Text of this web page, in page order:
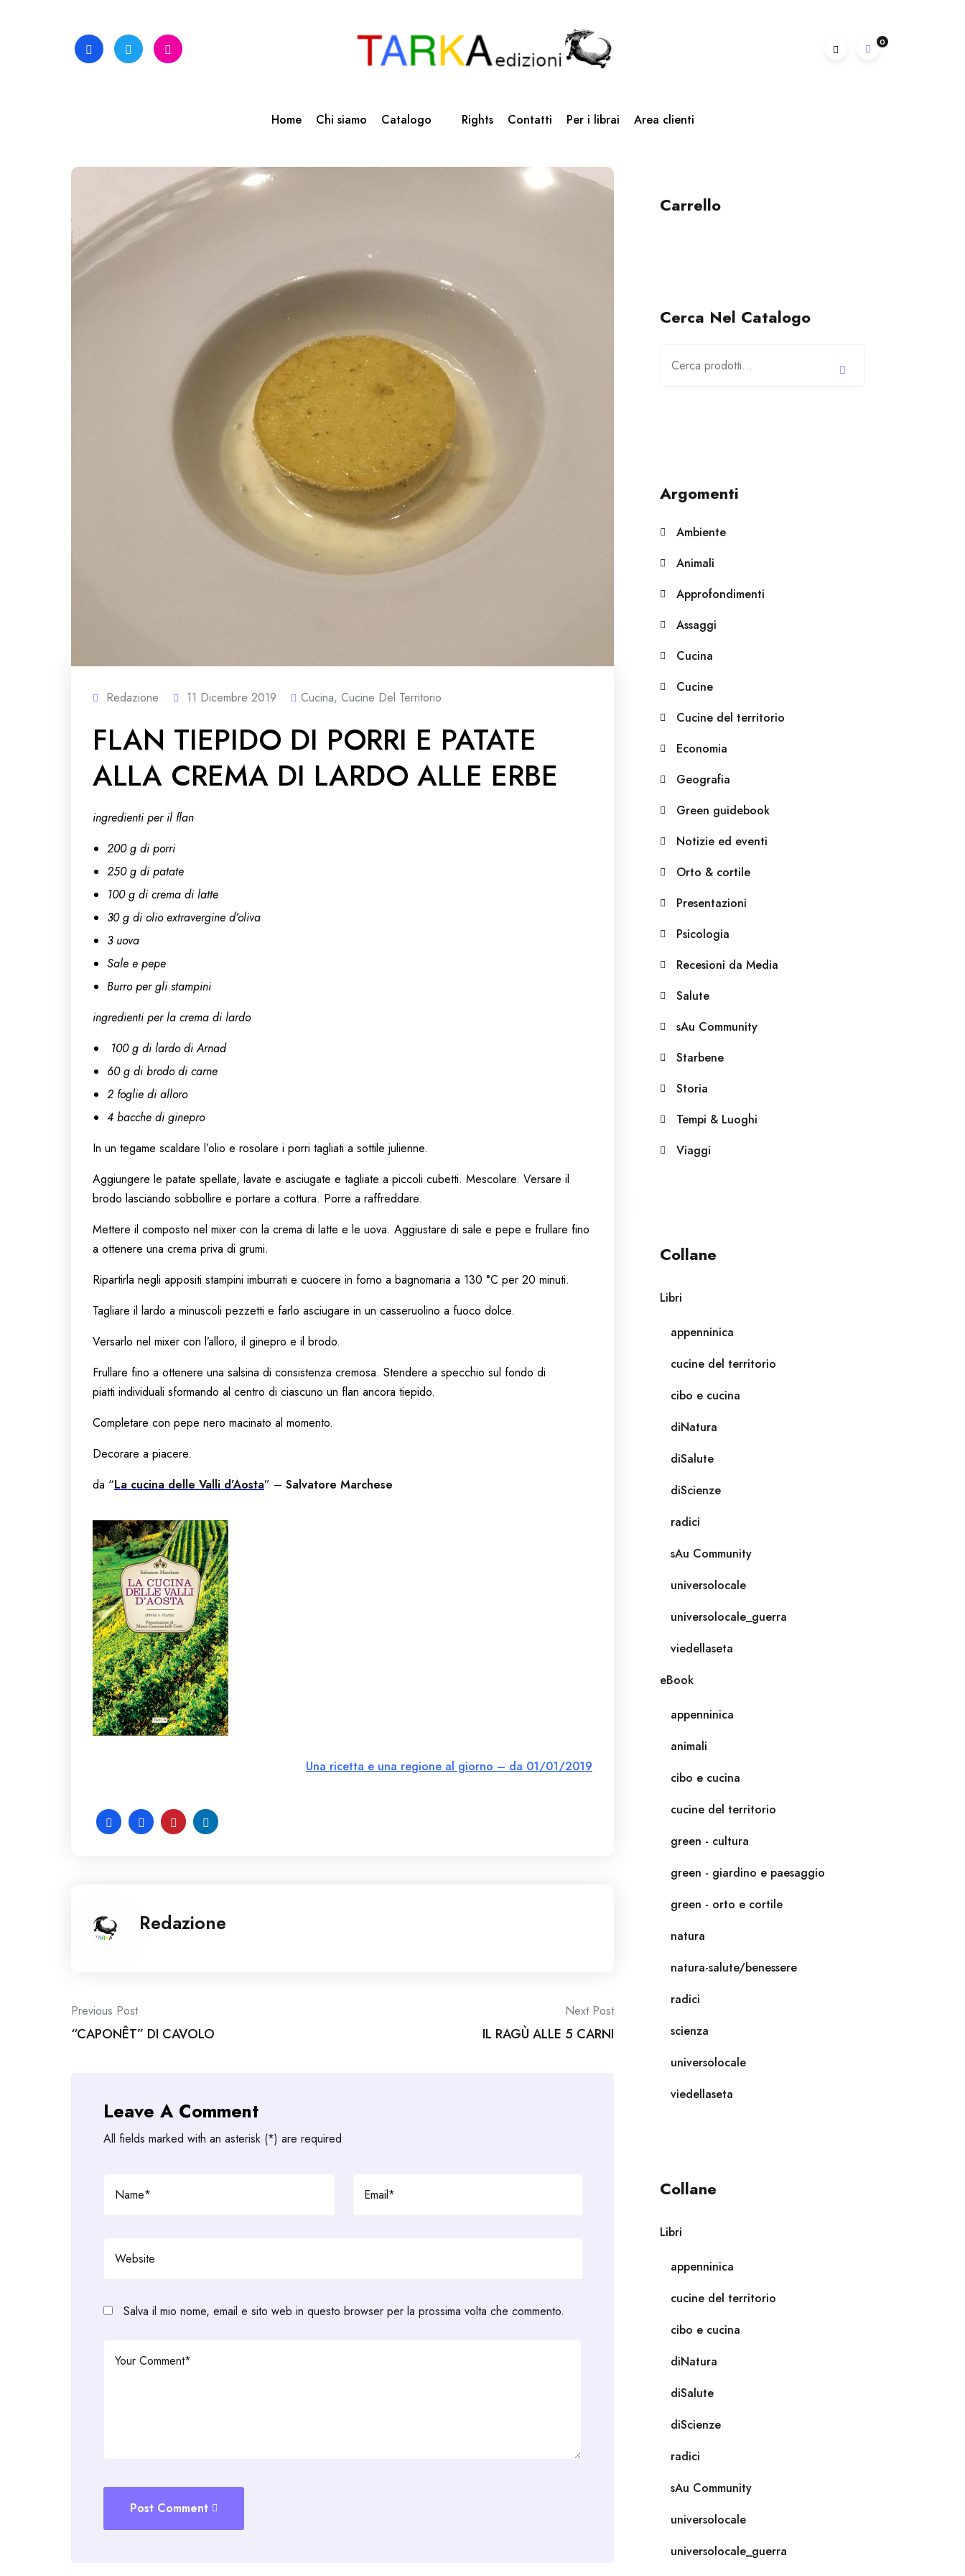
0
Home Chi siamo Catalogo Rights Contatti Per i librai Area clienti
Redazione 11 Dicembre 2019 Cucina, Cucine Del Territorio
FLAN TIEPIDO DI PORRI E PATATE
ALLA CREMA DI LARDO ALLE ERBE
ingredientiper il flan
200 g di porri
250 g di patate
100 g di crema di latte
30 g di olio extravergine d’oliva
3 uova
Sale e pepe
Burro per gli stampini
ingredienti per la crema di lardo
100 g di lardo di Arnad
60 g di brodo di carne
2 foglie di alloro
4 bacche di ginepro
In un tegame scaldare l’olio e rosolare i porri tagliati a sottile julienne.
Aggiungere le patate spellate, lavate e asciugate e tagliate a piccoli cubetti. Mescolare. Versare il
brodo lasciando sobbollire e portare a cottura. Porre a raffreddare.
Mettere il composto nel mixer con la crema di latte e le uova. Aggiustare di sale e pepe e frullare fino
a ottenere una crema priva di grumi.
Ripartirla negli appositi stampini imburrati e cuocere in forno a bagnomaria a 130 °C per 20 minuti.
Tagliare il lardo a minuscoli pezzetti e farlo asciugare in un casseruolino a fuoco dolce.
Versarlo nel mixer con l’alloro, il ginepro e il brodo.
Frullare fino a ottenere una salsina di consistenza cremosa. Stendere a specchio sul fondo di
piatti individuali sformando al centro di ciascuno un flan ancora tiepido.
Completare con pepe nero macinato al momento.
Decorare a piacere.
da “La cucina delle Valli d’Aosta” – Salvatore Marchese
Una ricetta e una regione al giorno – da 01/01/2019
Redazione
Post
navigation
Previous Post
“CAPONÊT” DI CAVOLO
Next Post
IL RAGÙ ALLE 5 CARNI
Leave A Comment
All fields marked with an asterisk (*) are required
Salva il mio nome, email e sito web in questo browser per la prossima volta che commento.
Post Comment
Carrello
Cerca Nel Catalogo
Argomenti
Ambiente
Animali
Approfondimenti
Assaggi
Cucina
Cucine
Cucine del territorio
Economia
Geografia
Green guidebook
Notizie ed eventi
Orto & cortile
Presentazioni
Psicologia
Recesioni da Media
Salute
sAu Community
Starbene
Storia
Tempi & Luoghi
Viaggi
Collane
Libri
appenninica
cucine del territorio
cibo e cucina
diNatura
diSalute
diScienze
radici
sAu Community
universolocale
universolocale_guerra
viedellaseta
eBook
appenninica
animali
cibo e cucina
cucine del territorio
green - cultura
green - giardino e paesaggio
green - orto e cortile
natura
natura-salute/benessere
radici
scienza
universolocale
viedellaseta
Collane
Libri
appenninica
cucine del territorio
cibo e cucina
diNatura
diSalute
diScienze
radici
sAu Community
universolocale
universolocale_guerra